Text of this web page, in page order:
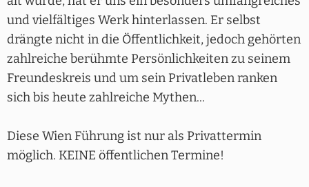
und vielfältiges Werk hinterlassen. Er selbst
drängte nicht in die Öffentlichkeit, jedoch gehörten
zahlreiche berühmte Persönlichkeiten zu seinem
Freundeskreis und um sein Privatleben ranken
sich bis heute zahlreiche Mythen...
Diese Wien Führung ist nur als Privattermin
möglich. KEINE öffentlichen Termine!